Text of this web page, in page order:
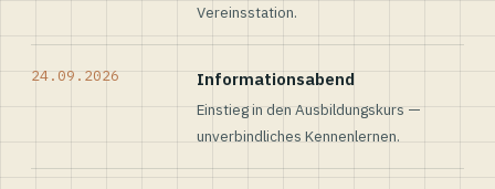
Vereinsstation.
24.09.2026 Informationsabend
Einstieg in den Ausbildungskurs —
unverbindliches Kennenlernen.